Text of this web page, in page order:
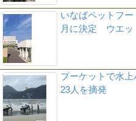
いなばペットフ
月に決定 ウエッ
プーケットで水
23人を摘発